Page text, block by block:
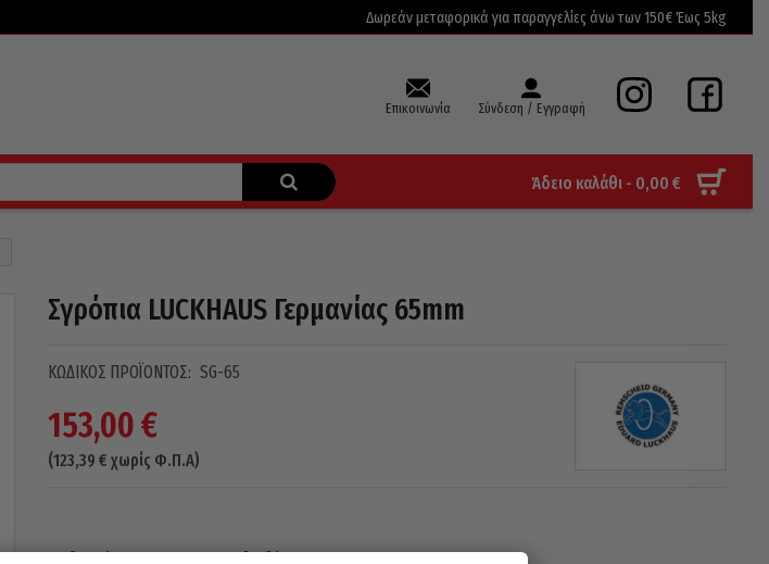
Δωρεάν μεταφορικά για παραγγελίες άνω των 150€ Έως 5kg
Επικοινωνία Σύνδεση / Εγγραφή
Άδειο καλάθι - 0,00 €
Σγρόπια LUCKHAUS Γερμανίας 65mm
ΚΩΔΙΚΌΣ ΠΡΟΪΌΝΤΟΣ: SG-65
153,00€
(123,39 € χωρίς Φ.Π.Α)
Διαθεσιμότητα: Άμεσα διαθέσιμο